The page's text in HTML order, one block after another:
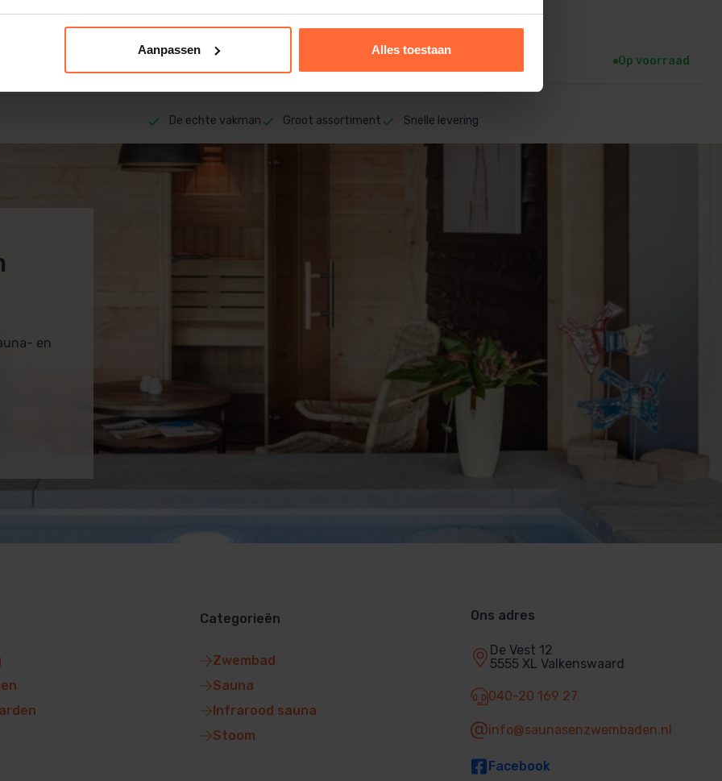
Aanpassen Alles toestaan
20,95 Op voorraad
De echte vakman Groot assortiment Snelle levering
en
Categorieën
Zwembad
Sauna
Infrarood sauna
Stoom
Ons adres
De Vest 12
5555 XL Valkenswaard
040-20 169 27
info@saunasenzwembaden.nl
Facebook